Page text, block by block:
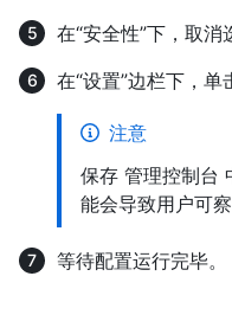
在“安全性”下，取消
在“设置”边栏下，单
注意
保存 管理控制台
能会导致用户可
等待配置运行完毕。